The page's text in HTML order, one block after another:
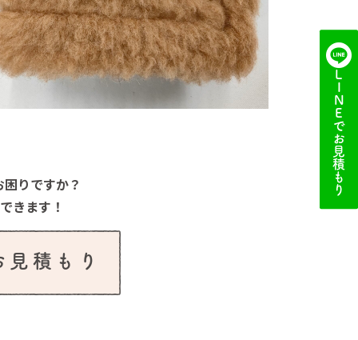
LINE
でお見積もり
りですか？
きます！
積もり